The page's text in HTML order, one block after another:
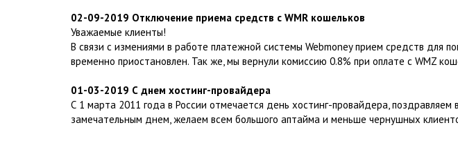
02-09-2019 Отключение приема средств с WMR кошельков
Уважаемые клиенты!
В связи с измениями в работе платежной системы Webmoney прием средств для
временно приостановлен. Так же, мы вернули комиссию 0.8% при оплате с WMZ
01-03-2019 С днем хостинг-провайдера
С 1 марта 2011 года в России отмечается день хостинг-провайдера, поздравляем
замечательным днем, желаем всем большого аптайма и меньше чернушных